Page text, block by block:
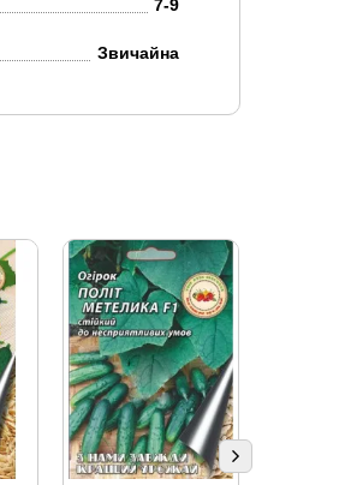
7-9
Звичайна